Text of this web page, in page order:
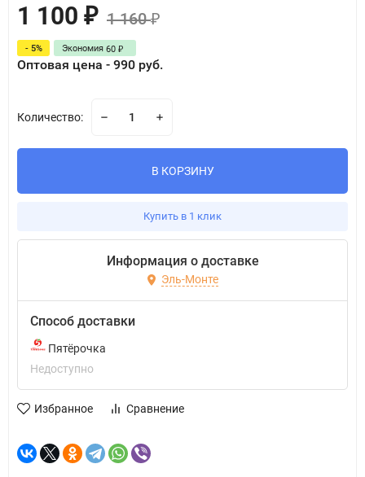
1 100 ₽ 1 160₽
- 5% Экономия 60 ₽
Оптовая цена - 990 руб.
Количество:
В КОРЗИНУ
Купить в 1 клик
Информация о доставке
Эль-Монте
Способ доставки
Пятёрочка
Недоступно
Избранное Сравнение